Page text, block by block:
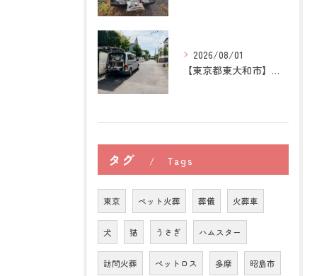
2026/08/01
【東京都東大和市】トイプードルの訪問ペット火葬｜大切な家族へ...
タグ Tags
東京 ペット火葬 葬儀 火葬車
犬 猫 うさぎ ハムスター
訪問火葬 ペットロス 多摩 昭島市